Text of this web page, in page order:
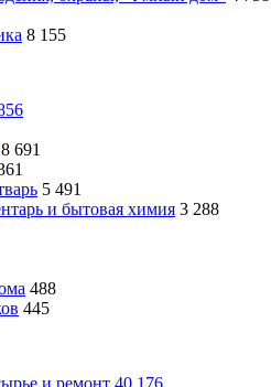
8 155
8 691
5 491
и бытовая химия 3 288
488
445
и ремонт 40 176